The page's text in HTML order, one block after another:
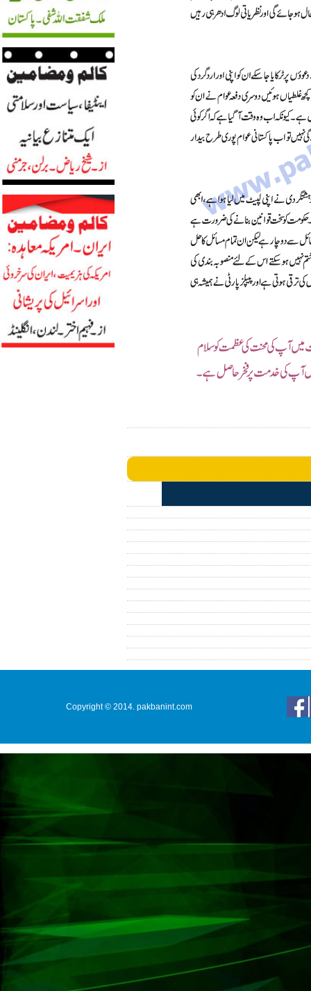
Copyright © 2014. pakbanint.com